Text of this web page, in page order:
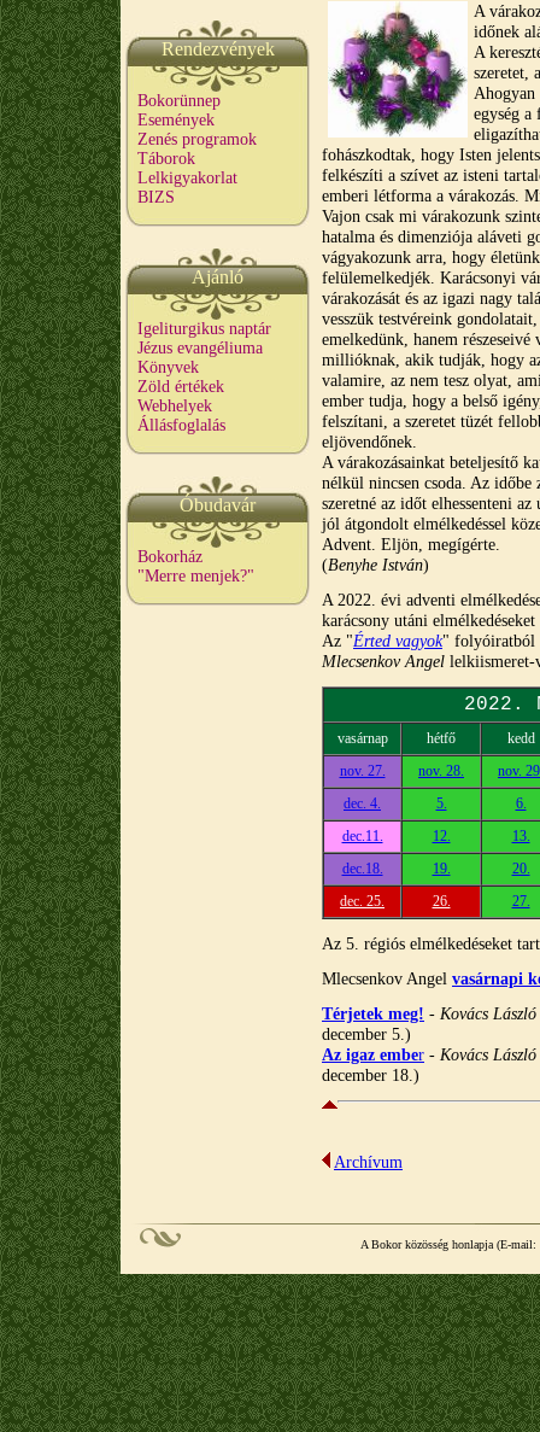
Rendezvények
Bokorünnep
Események
Zenés programok
Táborok
Lelkigyakorlat
BIZS
Ajánló
Igeliturgikus naptár
Jézus evangéliuma
Könyvek
Zöld értékek
Webhelyek
Állásfoglalás
Óbudavár
Bokorház
"Merre menjek?"
A
időnek
A
szeretet,
Ahogyan
egység
fohászkodtak, hogy Isten
felkészíti a szívet az isteni
emberi létforma a várakozás.
Vajon csak mi várakozunk
hatalma és dimenziója aláveti
vágyakozunk arra, hogy
felülemelkedjék. Karácsonyi
várakozását és az igazi nagy
vesszük testvéreink
emelkedünk, hanem
millióknak, akik tudják, hogy
valamire, az nem tesz olyat,
ember tudja, hogy a belső
felszítani, a szeretet tüzét
eljövendőnek.
A várakozásainkat beteljesítő
nélkül nincsen csoda. Az időbe
szeretné az időt elhessenteni
jól átgondolt elmélkedéssel
Advent. Eljön, megígérte.
(Benyhe István)
A 2022. évi adventi
karácsony utáni
Az "Érted vagyok" folyóiratból
Mlecsenkov Angel lelkiismeret-
2022.
vasárnap hétfő
kedd
nov. 27.
nov. 28.
nov.
dec. 4.
5.
6.
dec.11.
12.
13.
dec.18.
19.
20.
dec. 25.
26. 27.
Az 5. régiós elmélkedéseket
Mlecsenkov Angel vasárnapi
Térjetek meg! - Kovács László
december 5.)
Az igaz ember - Kovács László
december 18.)
Archívum
A Bokor közösség honlapja (E-mail: